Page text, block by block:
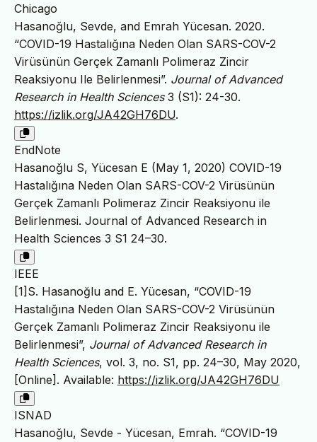
Chicago
Hasanoğlu, Sevde, and Emrah Yücesan. 2020.
“COVID-19 Hastalığına Neden Olan SARS-COV-2
Virüsünün Gerçek Zamanlı Polimeraz Zincir
Reaksiyonu Ile Belirlenmesi”. Journal of Advanced
Research in Health Sciences3 (S1): 24-30.
https://izlik.org/JA42GH76DU.
EndNote
Hasanoğlu S, Yücesan E (May 1, 2020) COVID-19
Hastalığına Neden Olan SARS-COV-2 Virüsünün
Gerçek Zamanlı Polimeraz Zincir Reaksiyonu ile
Belirlenmesi. Journal of Advanced Research in
Health Sciences 3 S1 24–30.
IEEE
[1]S. Hasanoğlu and E. Yücesan, “COVID-19
Hastalığına Neden Olan SARS-COV-2 Virüsünün
Gerçek Zamanlı Polimeraz Zincir Reaksiyonu ile
Belirlenmesi”, Journal of Advanced Research in
Health Sciences, vol. 3, no. S1, pp. 24–30, May 2020,
[Online]. Available: https://izlik.org/JA42GH76DU
ISNAD
Hasanoğlu, Sevde - Yücesan, Emrah. “COVID-19